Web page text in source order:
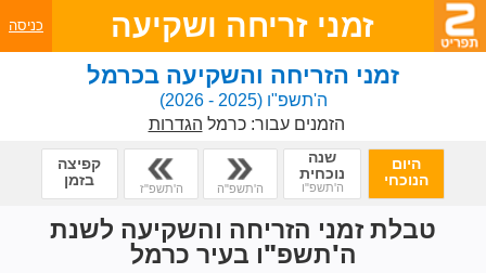
זמני זריחה ושקיעה כניסה
זמני הזריחה והשקיעה בכרמל
ה'תשפ"ו(2025 - 2026)
הזמנים עבור:כרמל הגדרות
היום
הנוכחי
שנה
נוכחית
ה'תשפ"ו ה'תשפ"ה ה'תשפ"ז
קפיצה
בזמן
טבלת זמני הזריחה והשקיעה לשנת
ה'תשפ"ו בעיר כרמל